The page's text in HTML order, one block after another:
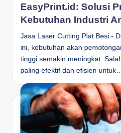
EasyPrint.id: Solusi
Kebutuhan Industri
Jasa Laser Cutting Plat Besi -
ini, kebutuhan akan
tinggi semakin meningkat.
paling efektif dan efisien